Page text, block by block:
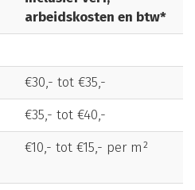
arbeidskosten en btw*
€30,- tot €35,-
€35,- tot €40,-
€10,- tot €15,- per m²